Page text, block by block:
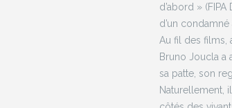
d’abord »
d’un
Au fil des films,
Bruno Joucla a
sa patte, son
Naturellement,